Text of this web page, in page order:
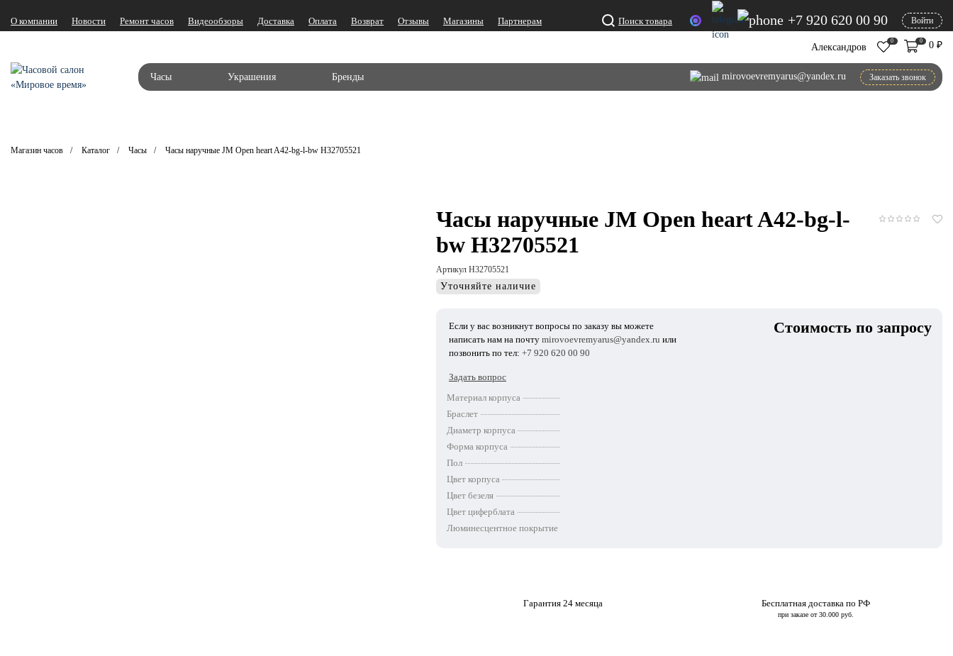
О компании Новости Ремонт часов Видеообзоры Доставка Оплата Возврат Отзывы Магазины Партнерам Поиск товара +7 920 620 00 90 Войти
Александров
0 0 0 ₽
Часы Украшения Бренды mirovoevremyarus@yandex.ru Заказать звонок
Магазин часов Каталог Часы Часы наручные JM Open heart A42-bg-l-bw H32705521
Часы наручные JM Open heart A42-bg-l-
bw H32705521
Артикул H32705521
Уточняйте наличие
Если у вас возникнут вопросы по заказу вы можете
написать нам на почту mirovoevremyarus@yandex.ru или
позвонить по тел: +7 920 620 00 90
Задать вопрос
Стоимость по запросу
Материал корпуса
Браслет
Диаметр корпуса
Форма корпуса
Пол
Цвет корпуса
Цвет безеля
Цвет циферблата
Люминесцентное покрытие
Гарантия 24 месяца Бесплатная доставка по РФ
при заказе от 30.000 руб.